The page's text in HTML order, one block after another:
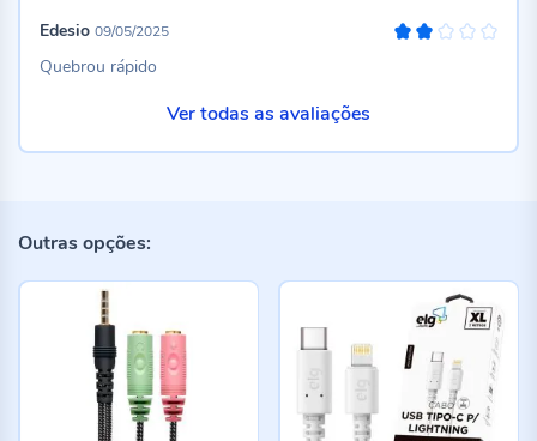
Edesio 09/05/2025
Quebrou rápido
Ver todas as avaliações
Outras opções: